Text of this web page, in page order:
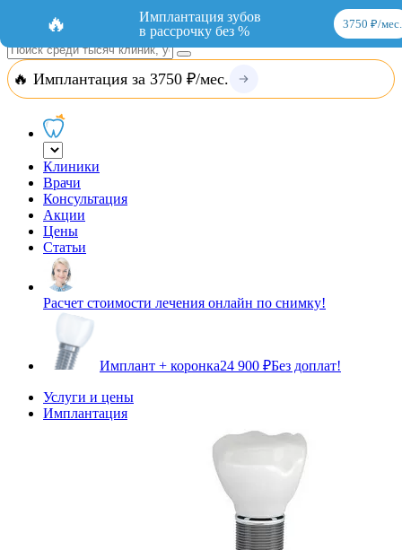
Добавить организациюВход
🔥 Имплантация за 3750 ₽/мес.
Клиники
Врачи
Консультация
Акции
Цены
Статьи
Расчет стоимости лечения онлайн по снимку!
Имплант + коронка24 900 ₽Без доплат!
Услуги и цены
Имплантация
🔥
Имплантация зубов
в рассрочку без %
3750 ₽/мес.